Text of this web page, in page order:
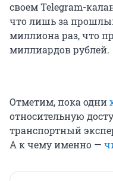
своем Telegram-
что лишь за
миллиона раз, что
миллиардов рублей.
Отметим, пока одни
относительную
транспортный
А к чему именно —